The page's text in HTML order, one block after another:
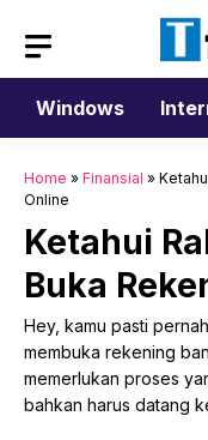
isi
Windows
Home » Finansial »
Online
Ketahui
Buka
Hey, kamu pasti
membuka rekening
memerlukan proses
bahkan harus datang